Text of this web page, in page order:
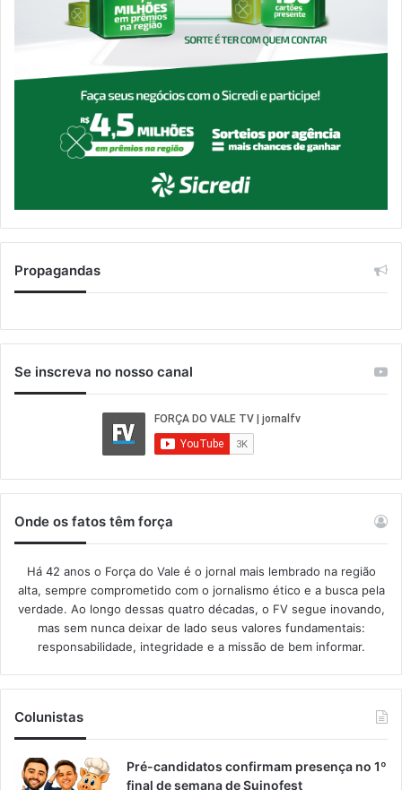
Propagandas
Se inscreva no nosso canal
Onde os fatos têm força
Há 42 anos o Força do Vale é o jornal mais lembrado na região
alta, sempre comprometido com o jornalismo ético e a busca pela
verdade. Ao longo dessas quatro décadas, o FV segue inovando,
mas sem nunca deixar de lado seus valores fundamentais:
responsabilidade, integridade e a missão de bem informar.​
Colunistas
Pré-candidatos confirmam presença no 1º
final de semana de Suinofest